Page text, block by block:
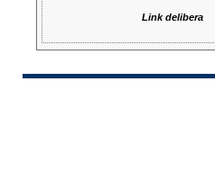
Link delibera